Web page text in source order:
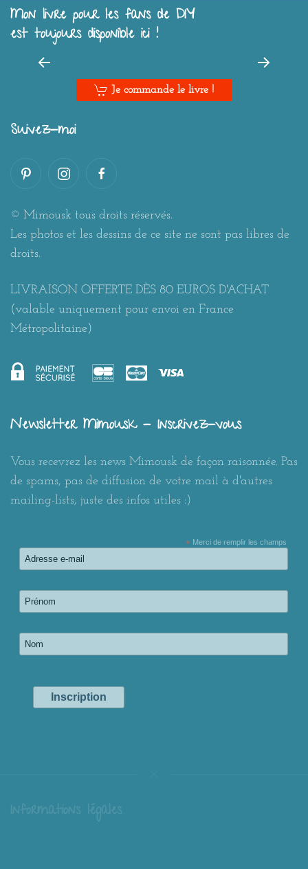
Mon livre pour les fans de DIY
est toujours disponible ici !
Je commande le livre !
Suivez-moi
© Mimousk tous droits réservés.
Les photos et les dessins de ce site ne sont pas libres de
droits.
LIVRAISON OFFERTE DÈS 80 EUROS D'ACHAT
(valable uniquement pour envoi en France
Métropolitaine)
Newsletter Mimousk - Inscrivez-vous
Vous recevrez les news Mimousk de façon raisonnée. Pas
de spams, pas de diffusion de votre mail à d'autres
mailing-lists, juste des infos utiles :)
* Merci de remplir les champs
Informations légales